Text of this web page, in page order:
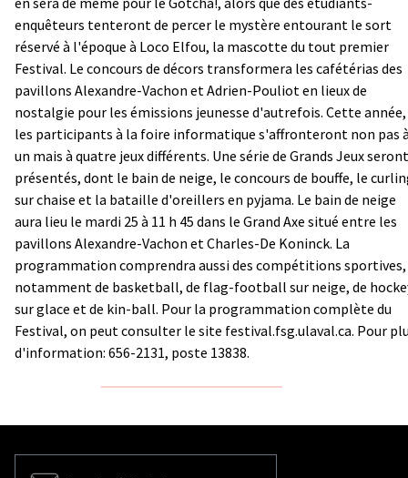
enquêteurs tenteront de percer le mystère entourant le sort
réservé à l'époque à Loco Elfou, la mascotte du tout premier
Festival. Le concours de décors transformera les cafétérias des
pavillons Alexandre-Vachon et Adrien-Pouliot en lieux de
nostalgie pour les émissions jeunesse d'autrefois. Cette année,
les participants à la foire informatique s'affronteront non pas
un mais à quatre jeux différents. Une série de Grands Jeux seront
présentés, dont le bain de neige, le concours de bouffe, le
sur chaise et la bataille d'oreillers en pyjama. Le bain de neige
aura lieu le mardi 25 à 11 h 45 dans le Grand Axe situé entre les
pavillons Alexandre-Vachon et Charles-De Koninck. La
programmation comprendra aussi des compétitions sportives,
notamment de basketball, de flag-football sur neige, de
sur glace et de kin-ball. Pour la programmation complète du
Festival, on peut consulter le site festival.fsg.ulaval.ca. Pour
d'information: 656-2131, poste 13838.